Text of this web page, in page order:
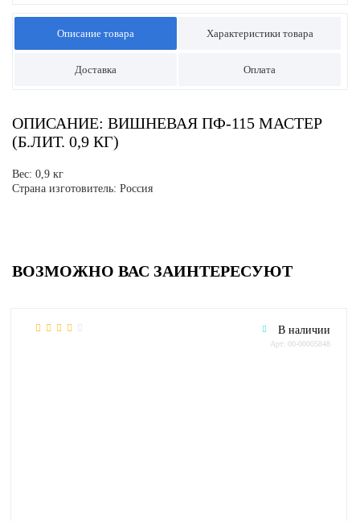
Описание товара Характеристики товара
Доставка Оплата
ОПИСАНИЕ: ВИШНЕВАЯ ПФ-115 МАСТЕР
(Б.ЛИТ. 0,9 КГ)
Вес: 0,9 кг
Страна изготовитель: Россия
ВОЗМОЖНО ВАС ЗАИНТЕРЕСУЮТ
В наличии
Арт: 00-00005848